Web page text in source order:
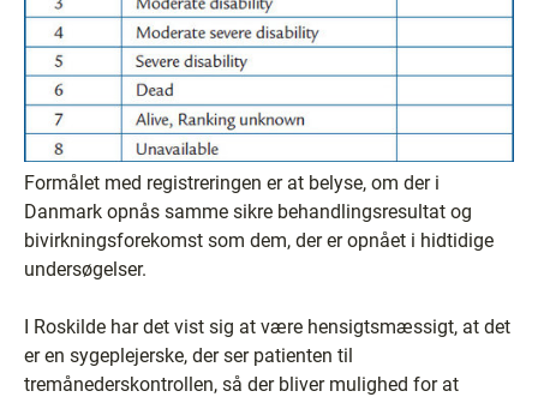
Formålet med registreringen er at belyse, om der i
Danmark opnås samme sikre behandlingsresultat og
bivirkningsforekomst som dem, der er opnået i hidtidige
undersøgelser.
I Roskilde har det vist sig at være hensigtsmæssigt, at det
er en sygeplejerske, der ser patienten til
tremånederskontrollen, så der bliver mulighed for at